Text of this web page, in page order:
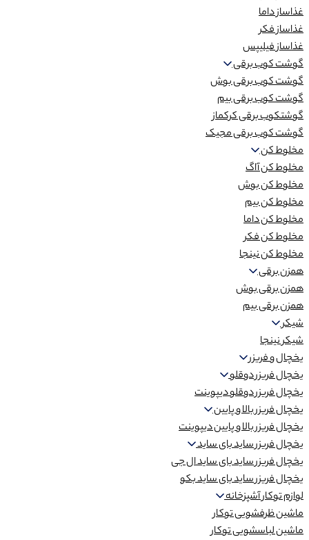
غذاساز داما
غذاساز فکر
غذاساز فیلیپس
گوشت کوب برقی
گوشت کوب برقی بوش
گوشت کوب برقی بیم
گوشتکوب برقی کرکماز
گوشت کوب برقی مجیک
مخلوط کن
مخلوط کن آاگ
مخلوط کن بوش
مخلوط کن بیم
مخلوط کن داما
مخلوط کن فکر
مخلوط کن نینجا
همزن برقی
همزن برقی بوش
همزن برقی بیم
شیکر
شیکر نینجا
یخچال و فریزر
یخچال فریزر دوقلو
یخچال فریزر دوقلو دیپوینت
یخچال فریزر بالا و پایین
یخچال فریزر بالا و پایین دیپوینت
یخچال فریزر ساید بای ساید
یخچال فریزر ساید بای ساید ال جی
یخچال فریزر ساید بای ساید بکو
لوازم توکار آشپزخانه
ماشین ظرفشویی توکار
ماشین لباسشویی توکار